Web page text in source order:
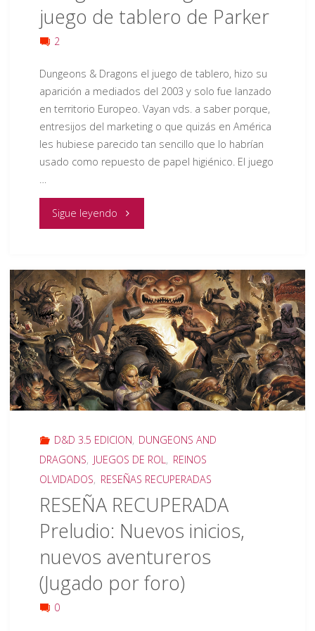
juego de tablero de Parker
2
Dungeons & Dragons el juego de tablero, hizo su
aparición a mediados del 2003 y solo fue lanzado
en territorio Europeo. Vayan vds. a saber porque,
entresijos del marketing o que quizás en América
les hubiese parecido tan sencillo que lo habrían
usado como repuesto de papel higiénico. El juego
Sigue leyendo"RESEÑA
Dungeons
&
Dragons
el
juego
tablero
de
Parker"
D&D 3.5 EDICION, DUNGEONS AND
DRAGONS, JUEGOS DE ROL, REINOS
OLVIDADOS, RESEÑAS RECUPERADAS
RESEÑA RECUPERADA
Preludio: Nuevos inicios,
nuevos aventureros
(Jugado por foro)
0